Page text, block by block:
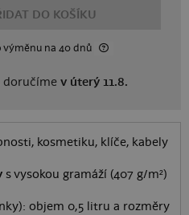
DO KOŠÍKU
na 40 dnů
doručímev úterý 11.8.
kosmetiku, klíče, kabely
s vysokou gramáží (407 g/m²)
objem 0,5 litru a rozměry